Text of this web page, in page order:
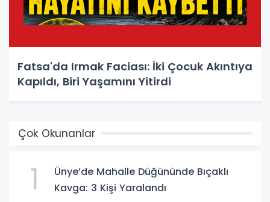
Fatsa'da Irmak Faciası: İki Çocuk Akıntıya
Kapıldı, Biri Yaşamını Yitirdi
Çok Okunanlar
1
Ünye’de Mahalle Düğününde Bıçaklı
Kavga: 3 Kişi Yaralandı